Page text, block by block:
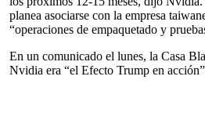
planea asociarse con la empresa
“operaciones de empaquetado y
En un comunicado el lunes, la Casa
Nvidia era “el Efecto Trump en